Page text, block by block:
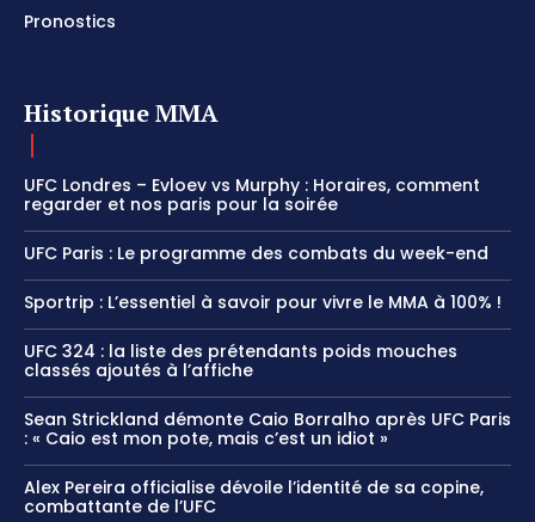
Pronostics
Historique MMA
UFC Londres – Evloev vs Murphy : Horaires, comment
regarder et nos paris pour la soirée
UFC Paris : Le programme des combats du week-end
Sportrip : L’essentiel à savoir pour vivre le MMA à 100% !
UFC 324 : la liste des prétendants poids mouches
classés ajoutés à l’affiche
Sean Strickland démonte Caio Borralho après UFC Paris
: « Caio est mon pote, mais c’est un idiot »
Alex Pereira officialise dévoile l’identité de sa copine,
combattante de l’UFC